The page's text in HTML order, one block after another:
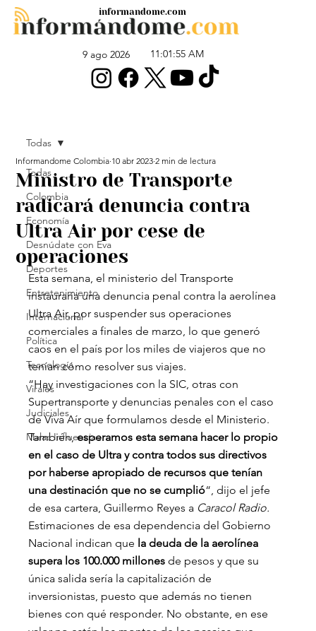
9 ago 2026 11:01:55 AM
informandome.com
Todas
Colombia
Economía
Desnúdate con Eva
Deportes
Entretenimiento
Internacional
Política
Tecnología
Virales
Judiciales
Malas Influencias
Todas
Ministro de Transporte
radicará denuncia contra
Ultra Air por cese de
operaciones
Informandome Colombia 10 abr 2023 2 min de lectura
Esta semana, el ministerio del Transporte
instauraría una denuncia penal contra la aerolínea
Ultra Air, por suspender sus operaciones
comerciales a finales de marzo, lo que generó
caos en el país por los miles de viajeros que no
tenían cómo resolver sus viajes.
“Hay investigaciones con la SIC, otras con
Supertransporte y denuncias penales con el caso
de Viva Aír que formulamos desde el Ministerio.
También, esperamos esta semana hacer lo propio
en el caso de Ultra y contra todos sus directivos
por haberse apropiado de recursos que tenían
una destinación que no se cumplió“, dijo el jefe
de esa cartera, Guillermo Reyes a Caracol Radio.
Estimaciones de esa dependencia del Gobierno
Nacional indican que la deuda de la aerolínea
supera los 100.000 millones de pesos y que su
única salida sería la capitalización de
inversionistas, puesto que además no tienen
bienes con qué responder. No obstante, en ese